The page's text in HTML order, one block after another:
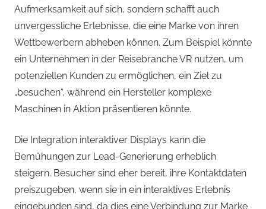
Aufmerksamkeit auf sich, sondern schafft auch
unvergessliche Erlebnisse, die eine Marke von ihren
Wettbewerbern abheben können. Zum Beispiel könnte
ein Unternehmen in der Reisebranche VR nutzen, um
potenziellen Kunden zu ermöglichen, ein Ziel zu
„besuchen“, während ein Hersteller komplexe
Maschinen in Aktion präsentieren könnte.
Die Integration interaktiver Displays kann die
Bemühungen zur Lead-Generierung erheblich
steigern. Besucher sind eher bereit, ihre Kontaktdaten
preiszugeben, wenn sie in ein interaktives Erlebnis
eingebunden sind, da dies eine Verbindung zur Marke